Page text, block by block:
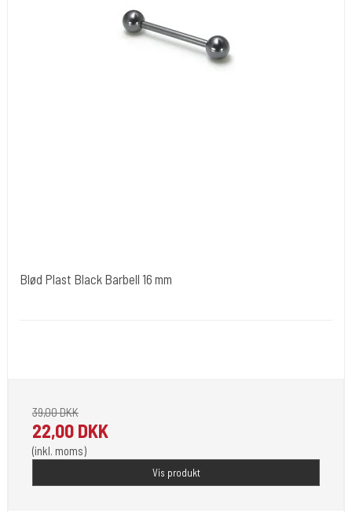
Blød Plast Black Barbell 16 mm
39,00 DKK
22,00 DKK
(inkl. moms)
Vis produkt